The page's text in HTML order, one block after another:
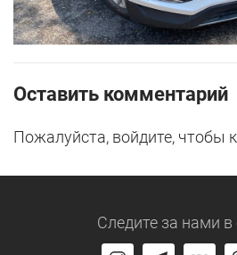
Оставить комментарий
Пожалуйста, войдите, чтобы
Следите за нами в